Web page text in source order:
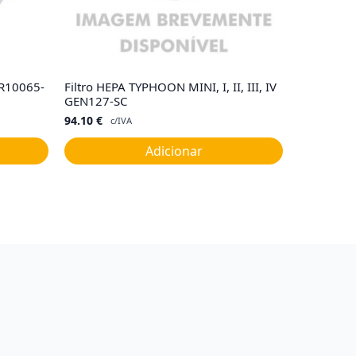
Filtro HEPA TYPHOON MINI, I, II, III, IV
GEN127-SC
94.10 € c/IVA
Adicionar